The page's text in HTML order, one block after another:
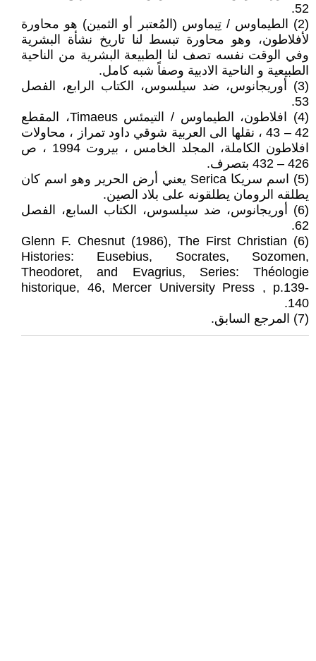
52.
(2) الطيماوس / تِيماوس (المُعتبر أو الثمين) هو محاورة
لأفلاطون، وهو محاورة تبسط لنا تاريخ نشأة البشرية
وفي الوقت نفسه تصف لنا الطبيعة البشرية من الناحية
الطبيعية و الناحية الادبية وصفاً شبه كامل.
(3) أوريجانوس، ضد سيلسوس، الكتاب الرابع، الفصل
53.
(4) افلاطون، الطيماوس / التيمئس Timaeus، المقطع
42 – 43 ، نقلها الى العربية شوقي داود تمراز ، محاولات
افلاطون الكاملة، المجلد الخامس ، بيروت 1994 ، ص
426 – 432 بتصرف.
(5) اسم سريكا Serica يعني أرض الحرير وهو اسم كان
يطلقه الرومان يطلقونه على بلاد الصين.
(6) أوريجانوس، ضد سيلسوس، الكتاب السابع، الفصل
62.
(6) Glenn F. Chesnut (1986), The First Christian
Histories: Eusebius, Socrates, Sozomen,
Theodoret, and Evagrius, Series: Théologie
historique, 46, Mercer University Press , p.139-
140.
(7) المرجع السابق.